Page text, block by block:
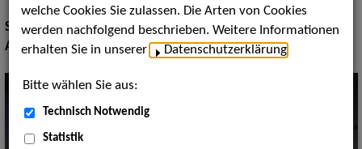
Show:Walk Acts Animation
Artistik:Jonglage, Trends
welche Cookies Sie zulassen. Die Arten von Cookies
werden nachfolgend beschrieben. Weitere Informationen
erhalten Sie in unserer
Datenschutzerklärung
Bitte wählen Sie aus:
Technisch Notwendig
Statistik